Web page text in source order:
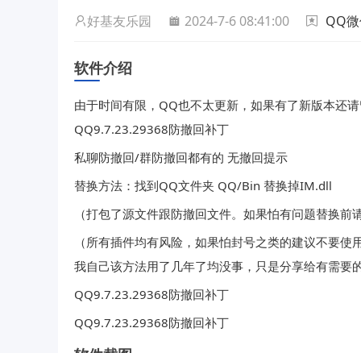
好基友乐园 2024-7-6 08:41:00 QQ
软件介绍
由于时间有限，QQ也不太更新，如果有了新版本还
QQ9.7.23.29368防撤回补丁
私聊防撤回/群防撤回都有的 无撤回提示
替换方法：找到QQ文件夹 QQ/Bin 替换掉IM.dll
（打包了源文件跟防撤回文件。如果怕有问题替换
（所有插件均有风险，如果怕封号之类的建议不要
我自己该方法用了几年了均没事，只是分享给有需要
QQ9.7.23.29368防撤回补丁
QQ9.7.23.29368防撤回补丁